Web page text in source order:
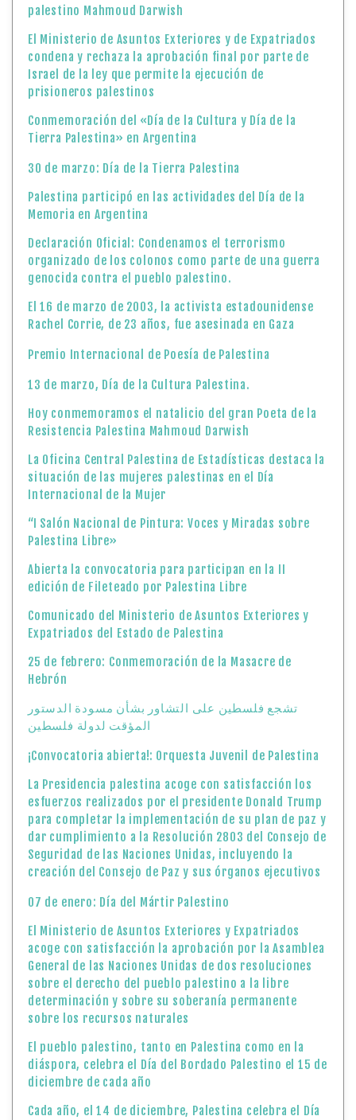
palestino Mahmoud Darwish
El Ministerio de Asuntos Exteriores y de Expatriados
condena y rechaza la aprobación final por parte de
Israel de la ley que permite la ejecución de
prisioneros palestinos
Conmemoración del «Día de la Cultura y Día de la
Tierra Palestina» en Argentina
30 de marzo: Día de la Tierra Palestina
Palestina participó en las actividades del Día de la
Memoria en Argentina
Declaración Oficial: Condenamos el terrorismo
organizado de los colonos como parte de una guerra
genocida contra el pueblo palestino.
El 16 de marzo de 2003, la activista estadounidense
Rachel Corrie, de 23 años, fue asesinada en Gaza
Premio Internacional de Poesía de Palestina
13 de marzo, Día de la Cultura Palestina.
Hoy conmemoramos el natalicio del gran Poeta de la
Resistencia Palestina Mahmoud Darwish
La Oficina Central Palestina de Estadísticas destaca la
situación de las mujeres palestinas en el Día
Internacional de la Mujer
“I Salón Nacional de Pintura: Voces y Miradas sobre
Palestina Libre»
Abierta la convocatoria para participan en la II
edición de Fileteado por Palestina Libre
Comunicado del Ministerio de Asuntos Exteriores y
Expatriados del Estado de Palestina
25 de febrero: Conmemoración de la Masacre de
Hebrón
تشجع فلسطين على التشاور بشأن مسودة الدستور
المؤقت لدولة فلسطين
¡Convocatoria abierta!: Orquesta Juvenil de Palestina
La Presidencia palestina acoge con satisfacción los
esfuerzos realizados por el presidente Donald Trump
para completar la implementación de su plan de paz y
dar cumplimiento a la Resolución 2803 del Consejo de
Seguridad de las Naciones Unidas, incluyendo la
creación del Consejo de Paz y sus órganos ejecutivos
07 de enero: Día del Mártir Palestino
El Ministerio de Asuntos Exteriores y Expatriados
acoge con satisfacción la aprobación por la Asamblea
General de las Naciones Unidas de dos resoluciones
sobre el derecho del pueblo palestino a la libre
determinación y sobre su soberanía permanente
sobre los recursos naturales
El pueblo palestino, tanto en Palestina como en la
diáspora, celebra el Día del Bordado Palestino el 15 de
diciembre de cada año
Cada año, el 14 de diciembre, Palestina celebra el Día